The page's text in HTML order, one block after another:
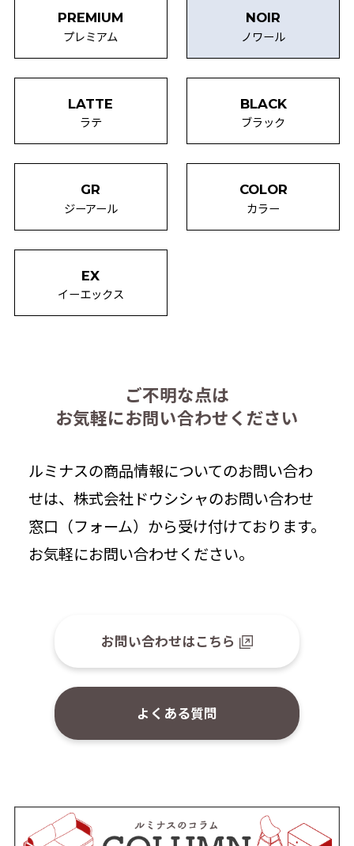
PREMIUM
プレミアム
NOIR
ノワール
LATTE
ラテ
BLACK
ブラック
GR
ジーアール
COLOR
カラー
EX
イーエックス
ご不明な点は
お気軽にお問い合わせください
ルミナスの商品情報についてのお問い合わ
せは、株式会社ドウシシャのお問い合わせ
窓口（フォーム）から受け付けております。
お気軽にお問い合わせください。
お問い合わせはこちら
よくある質問